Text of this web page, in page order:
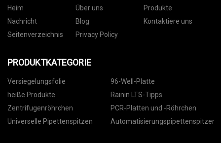
Heim Über uns
Produkte
Nachricht
Blog
Kontaktiere uns
Seitenverzeichnis
Privacy Policy
PRODUKTKATEGORIE
Versiegelungsfolie
96-Well-Platte
heiße Produkte
Rainin LTS-Tipps
Zentrifugenröhrchen
PCR-Platten und -Röhrchen
Universelle Pipettenspitzen
Automatisierungspipettenspitzen